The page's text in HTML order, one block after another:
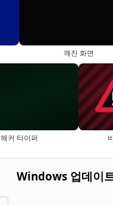
깨진 화면
해커 타이퍼
Windows 업데이